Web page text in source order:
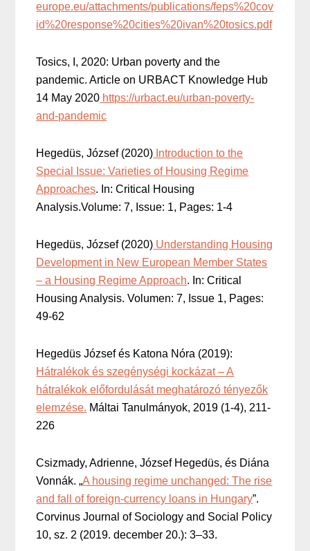
europe.eu/attachments/publications/feps%20cov
id%20response%20cities%20ivan%20tosics.pdf
Tosics, I, 2020: Urban poverty and the
pandemic. Article on URBACT Knowledge Hub
14 May 2020 https://urbact.eu/urban-poverty-
and-pandemic
Hegedüs, József (2020) Introduction to the
Special Issue: Varieties of Housing Regime
Approaches. In: Critical Housing
Analysis.Volume: 7, Issue: 1, Pages: 1-4
Hegedüs, József (2020) Understanding Housing
Development in New European Member States
– a Housing Regime Approach. In: Critical
Housing Analysis. Volumen: 7, Issue 1, Pages:
49-62
Hegedüs József és Katona Nóra (2019):
Hátralékok és szegénységi kockázat – A
hátralékok előfordulását meghatározó tényezők
elemzése. Máltai Tanulmányok, 2019 (1-4), 211-
226
Csizmady, Adrienne, József Hegedüs, és Diána
Vonnák. „A housing regime unchanged: The rise
and fall of foreign-currency loans in Hungary”.
Corvinus Journal of Sociology and Social Policy
10, sz. 2 (2019. december 20.): 3–33.